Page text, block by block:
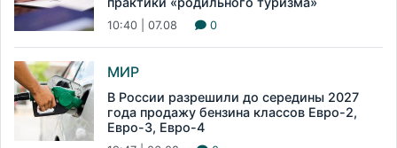
10:40 | 07.08 0
МИР
В России разрешили до середины 2027
года продажу бензина классов Евро-2,
Евро-3, Евро-4